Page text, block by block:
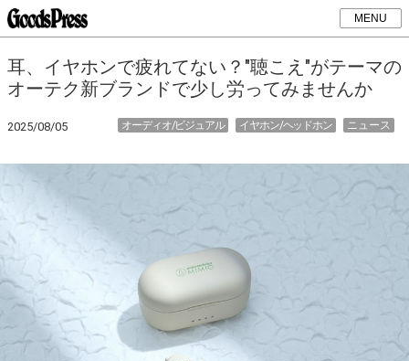
MENU
耳、イヤホンで疲れてない？"聴こえ"がテーマの
オーテク新ブランドで少し労ってみませんか
2025/08/05 ニュース
イヤホン/ヘッドホン
オーディオ/ビジュアル